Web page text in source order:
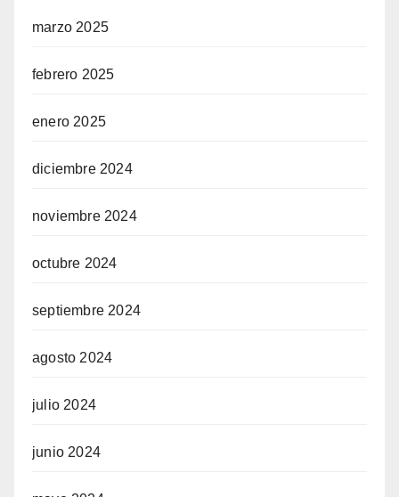
marzo 2025
febrero 2025
enero 2025
diciembre 2024
noviembre 2024
octubre 2024
septiembre 2024
agosto 2024
julio 2024
junio 2024